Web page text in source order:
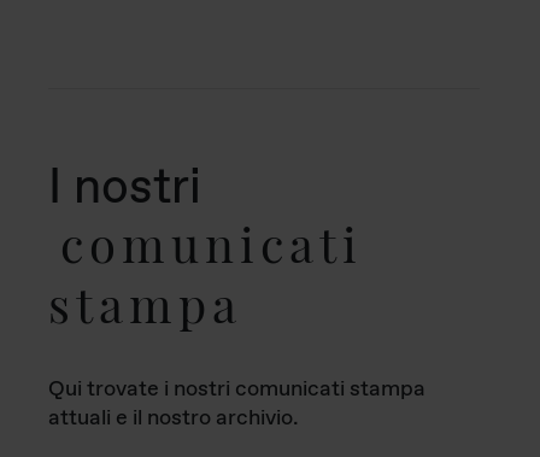
I nostri
comunicati
stampa
Qui trovate i nostri comunicati stampa
attuali e il nostro archivio.